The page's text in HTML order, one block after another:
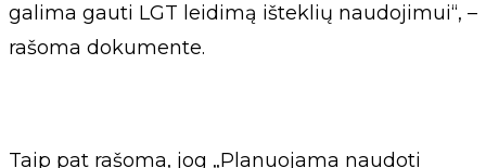
galima gauti LGT leidimą išteklių naudojimui“, –
rašoma dokumente.
Taip pat rašoma, jog „Planuojama naudoti